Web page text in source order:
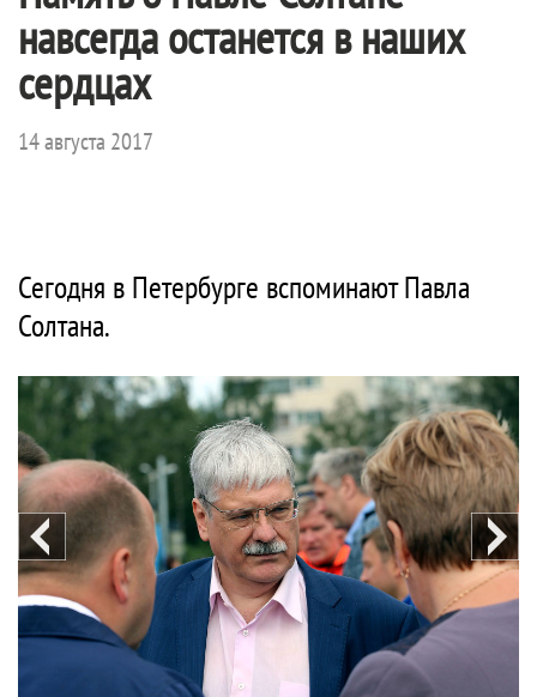
навсегда останется в наших
сердцах
14 августа 2017
Сегодня в Петербурге вспоминают Павла
Солтана.